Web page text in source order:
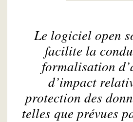
Le logiciel open
facilite la
formalisation
d’impact
protection des
telles que prévues